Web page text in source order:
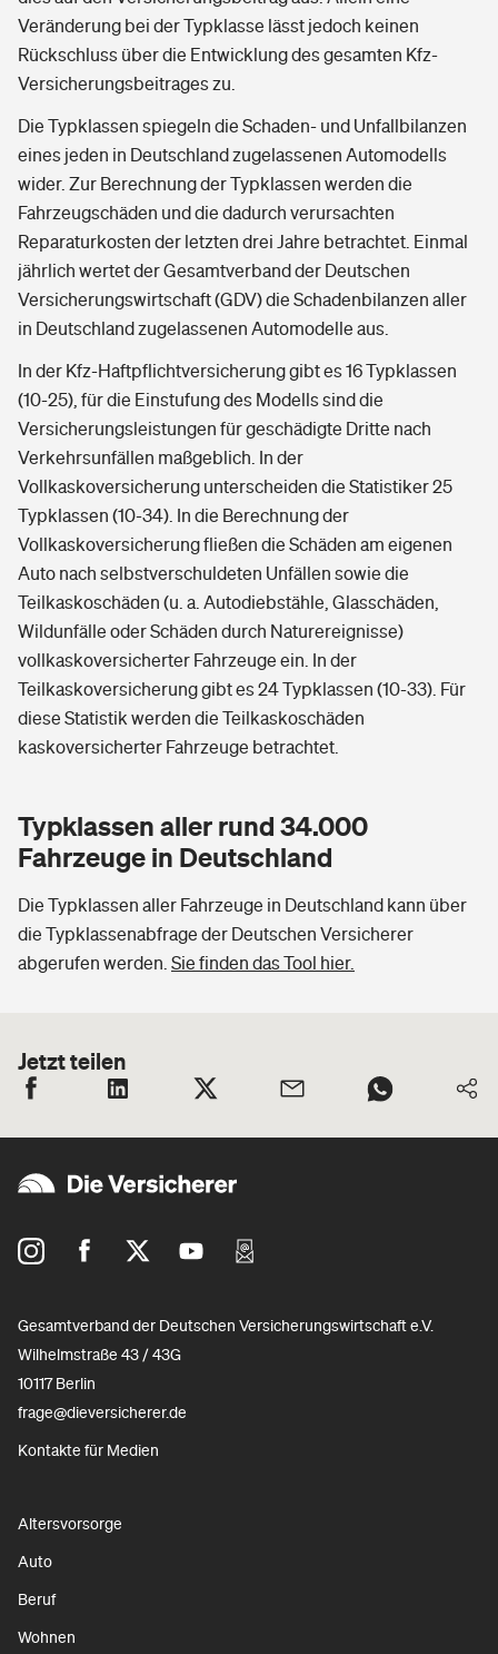
Veränderung bei der Typklasse lässt jedoch keinen
Rückschluss über die Entwicklung des gesamten Kfz-
Versicherungsbeitrages zu.
Die Typklassen spiegeln die Schaden- und Unfallbilanzen
eines jeden in Deutschland zugelassenen Automodells
wider. Zur Berechnung der Typklassen werden die
Fahrzeugschäden und die dadurch verursachten
Reparaturkosten der letzten drei Jahre betrachtet. Einmal
jährlich wertet der Gesamtverband der Deutschen
Versicherungswirtschaft (GDV) die Schadenbilanzen aller
in Deutschland zugelassenen Automodelle aus.
In der Kfz-Haftpflichtversicherung gibt es 16 Typklassen
(10-25), für die Einstufung des Modells sind die
Versicherungsleistungen für geschädigte Dritte nach
Verkehrsunfällen maßgeblich. In der
Vollkaskoversicherung unterscheiden die Statistiker 25
Typklassen (10-34). In die Berechnung der
Vollkaskoversicherung fließen die Schäden am eigenen
Auto nach selbstverschuldeten Unfällen sowie die
Teilkaskoschäden (u. a. Autodiebstähle, Glasschäden,
Wildunfälle oder Schäden durch Naturereignisse)
vollkaskoversicherter Fahrzeuge ein. In der
Teilkaskoversicherung gibt es 24 Typklassen (10-33). Für
diese Statistik werden die Teilkaskoschäden
kaskoversicherter Fahrzeuge betrachtet.
Typklassen aller rund 34.000
Fahrzeuge in Deutschland
Die Typklassen aller Fahrzeuge in Deutschland kann über
die Typklassenabfrage der Deutschen Versicherer
abgerufen werden. Sie finden das Tool hier.
Jetzt teilen
Gesamtverband der Deutschen Versicherungswirtschaft e.V.
Wilhelmstraße 43 / 43G
10117 Berlin
frage@dieversicherer.de
Kontakte für Medien
Altersvorsorge
Auto
Beruf
Wohnen